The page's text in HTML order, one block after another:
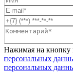
Нажимая на кнопку
персональных
персональных